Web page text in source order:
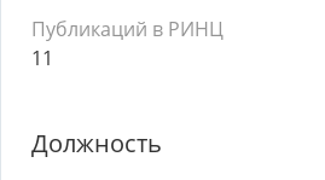
Публикаций в РИНЦ
11
Должность